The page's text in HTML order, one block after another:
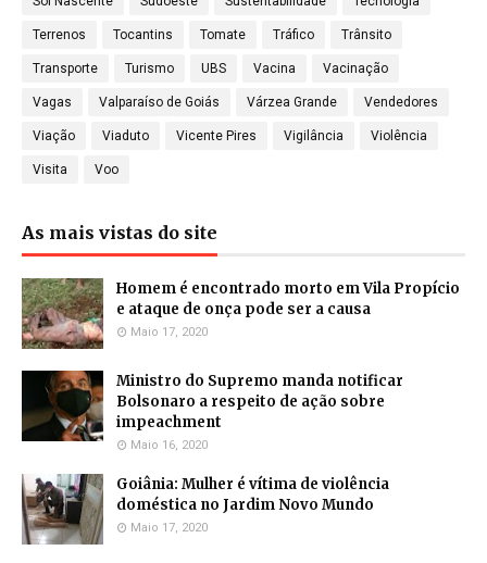
Terrenos Tocantins Tomate Tráfico Trânsito
Transporte Turismo UBS Vacina Vacinação
Vagas Valparaíso de Goiás Várzea Grande Vendedores
Viação Viaduto Vicente Pires Vigilância Violência
Visita Voo
As mais vistas do site
Homem é encontrado morto em Vila Propício
e ataque de onça pode ser a causa
Maio 17, 2020
Ministro do Supremo manda notificar
Bolsonaro a respeito de ação sobre
impeachment
Maio 16, 2020
Goiânia: Mulher é vítima de violência
doméstica no Jardim Novo Mundo
Maio 17, 2020